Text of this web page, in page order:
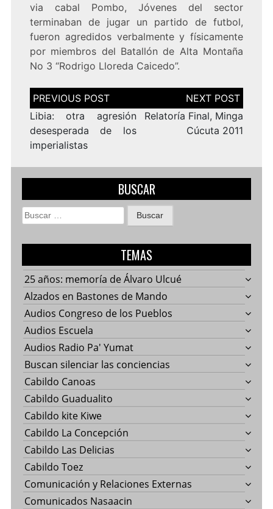
via cabal Pombo, Jóvenes del sector
terminaban de jugar un partido de futbol,
fueron agredidos verbalmente y físicamente
por miembros del Batallón de Alta Montaña
No 3 “Rodrigo Lloreda Caicedo”.
Navegación
de
entradas
Libia: otra agresión
desesperada de los
imperialistas
Relatoría Final, Minga
Cúcuta 2011
BUSCAR
Buscar:
TEMAS
25 años: memoría de Álvaro Ulcué
Alzados en Bastones de Mando
Audios Congreso de los Pueblos
Audios Escuela
Audios Radio Pa' Yumat
Buscan silenciar las conciencias
Cabildo Canoas
Cabildo Guadualito
Cabildo kite Kiwe
Cabildo La Concepción
Cabildo Las Delicias
Cabildo Toez
Comunicación y Relaciones Externas
Comunicados Nasaacin